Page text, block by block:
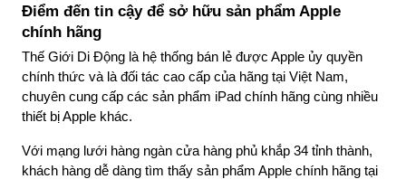
Điểm đến tin cậy để sở hữu sản phẩm Apple
chính hãng
Thế Giới Di Động là hệ thống bán lẻ được Apple ủy quyền
chính thức và là đối tác cao cấp của hãng tại Việt Nam,
chuyên cung cấp các sản phẩm iPad chính hãng cùng nhiều
thiết bị Apple khác.
Với mạng lưới hàng ngàn cửa hàng phủ khắp 34 tỉnh thành,
khách hàng dễ dàng tìm thấy sản phẩm Apple chính hãng tại